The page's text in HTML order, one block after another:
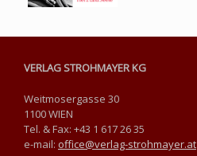
VERLAG STROHMAYER KG
Weitmosergasse 30
1100 WIEN
Tel. & Fax: +43 1 617 26 35
e-mail: office@verlag-strohmayer.at